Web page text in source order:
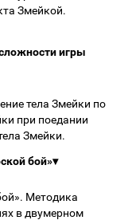
Змейкой.
игры
тела Змейки по
при поедании
Змейки.
бой»▾
Методика
в двумерном